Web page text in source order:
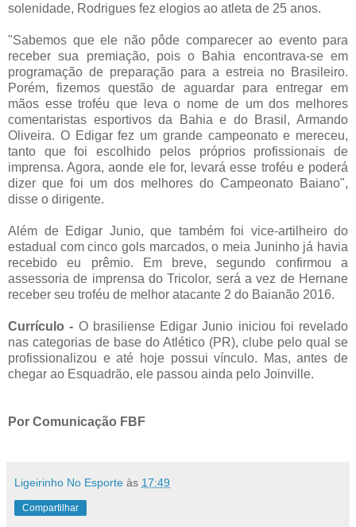
solenidade, Rodrigues fez elogios ao atleta de 25 anos.
"Sabemos que ele não pôde comparecer ao evento para
receber sua premiação, pois o Bahia encontrava-se em
programação de preparação para a estreia no Brasileiro.
Porém, fizemos questão de aguardar para entregar em
mãos esse troféu que leva o nome de um dos melhores
comentaristas esportivos da Bahia e do Brasil, Armando
Oliveira. O Edigar fez um grande campeonato e mereceu,
tanto que foi escolhido pelos próprios profissionais de
imprensa. Agora, aonde ele for, levará esse troféu e poderá
dizer que foi um dos melhores do Campeonato Baiano",
disse o dirigente.
Além de Edigar Junio, que também foi vice-artilheiro do
estadual com cinco gols marcados, o meia Juninho já havia
recebido eu prêmio. Em breve, segundo confirmou a
assessoria de imprensa do Tricolor, será a vez de Hernane
receber seu troféu de melhor atacante 2 do Baianão 2016.
Currículo - O brasiliense Edigar Junio iniciou foi revelado
nas categorias de base do Atlético (PR), clube pelo qual se
profissionalizou e até hoje possui vínculo. Mas, antes de
chegar ao Esquadrão, ele passou ainda pelo Joinville.
Por Comunicação FBF
Ligeirinho No Esporte às 17:49
Compartilhar